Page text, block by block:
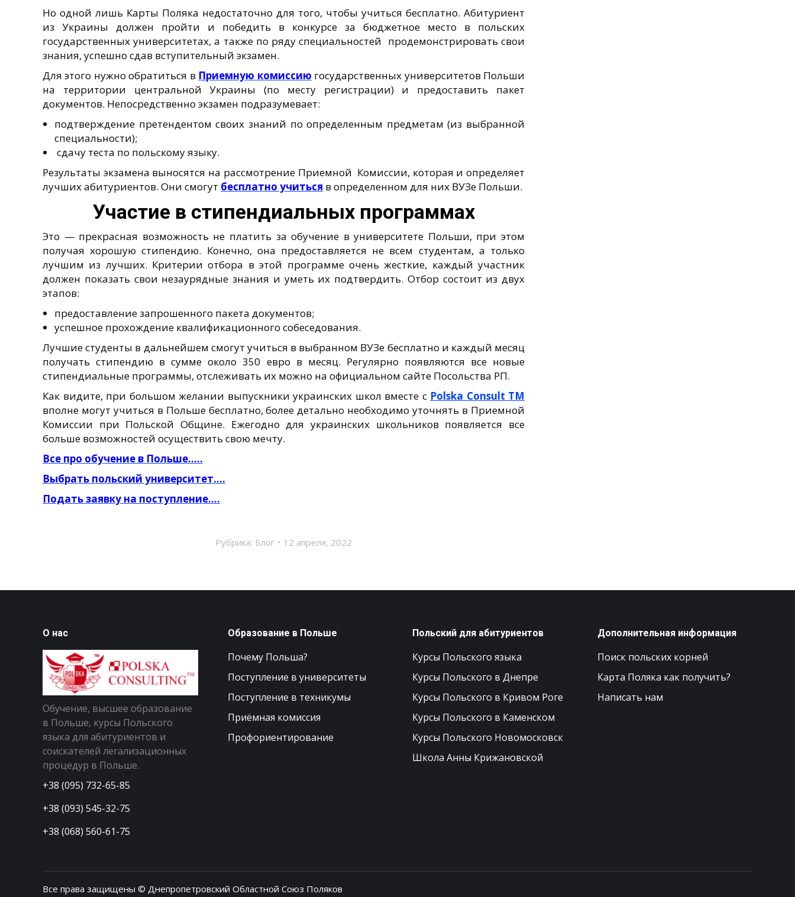
Но одной лишь Карты Поляка недостаточно для того, чтобы учиться бесплатно. Абитуриент
из Украины должен пройти и победить в конкурсе за бюджетное место в польских
государственных университетах, а также по ряду специальностей продемонстрировать свои
знания, успешно сдав вступительный экзамен.
Для этого нужно обратиться в Приемную комиссию государственных университетов Польши
на территории центральной Украины (по месту регистрации) и предоставить пакет
документов. Непосредственно экзамен подразумевает:
подтверждение претендентом своих знаний по определенным предметам (из выбранной
специальности);
сдачу теста по польскому языку.
Результаты экзамена выносятся на рассмотрение Приемной Комиссии, которая и определяет
лучших абитуриентов. Они смогут бесплатно учиться в определенном для них ВУЗе Польши.
Участие в стипендиальных программах
Это — прекрасная возможность не платить за обучение в университете Польши, при этом
получая хорошую стипендию. Конечно, она предоставляется не всем студентам, а только
лучшим из лучших. Критерии отбора в этой программе очень жесткие, каждый участник
должен показать свои незаурядные знания и уметь их подтвердить. Отбор состоит из двух
этапов:
предоставление запрошенного пакета документов;
успешное прохождение квалификационного собеседования.
Лучшие студенты в дальнейшем смогут учиться в выбранном ВУЗе бесплатно и каждый месяц
получать стипендию в сумме около 350 евро в месяц. Регулярно появляются все новые
стипендиальные программы, отслеживать их можно на официальном сайте Посольства РП.
Как видите, при большом желании выпускники украинских школ вместе с Polska Consult TM
вполне могут учиться в Польше бесплатно, более детально необходимо уточнять в Приемной
Комиссии при Польской Общине. Ежегодно для украинских школьников появляется все
больше возможностей осуществить свою мечту.
Все про обучение в Польше…..
Выбрать польский университет….
Подать заявку на поступление….
Рубрика: Блог 12 апреля, 2022
О нас
Обучение, высшее образование
в Польше, курсы Польского
языка для абитуриентов и
соискателей легализационных
процедур в Польше.
+38 (095) 732-65-85
+38 (093) 545-32-75
+38 (068) 560-61-75
Образование в Польше
Почему Польша?
Поступление в университеты
Поступление в техникумы
Приёмная комиссия
Профориентирование
Польский для абитуриентов
Курсы Польского языка
Курсы Польского в Днепре
Курсы Польского в Кривом Роге
Курсы Польского в Каменском
Курсы Польского Новомосковск
Школа Анны Крижановской
Дополнительная информация
Поиск польских корней
Карта Поляка как получить?
Написать нам
Все права защищены © Днепропетровский Областной Союз Поляков